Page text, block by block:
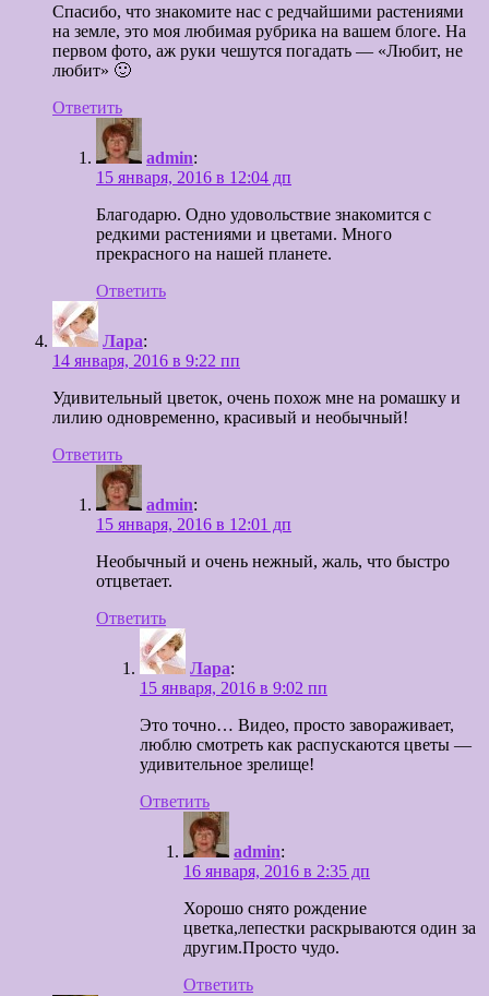
Спасибо, что знакомите нас с редчайшими растениями
на земле, это моя любимая рубрика на вашем блоге. На
первом фото, аж руки чешутся погадать — «Любит, не
любит» 🙂
Ответить
admin:
15 января, 2016 в 12:04 дп
Благодарю. Одно удовольствие знакомится с
редкими растениями и цветами. Много
прекрасного на нашей планете.
Ответить
Лара:
14 января, 2016 в 9:22 пп
Удивительный цветок, очень похож мне на ромашку и
лилию одновременно, красивый и необычный!
Ответить
admin:
15 января, 2016 в 12:01 дп
Необычный и очень нежный, жаль, что быстро
отцветает.
Ответить
Лара:
15 января, 2016 в 9:02 пп
Это точно… Видео, просто завораживает,
люблю смотреть как распускаются цветы —
удивительное зрелище!
Ответить
admin:
16 января, 2016 в 2:35 дп
Хорошо снято рождение
цветка,лепестки раскрываются один за
другим.Просто чудо.
Ответить